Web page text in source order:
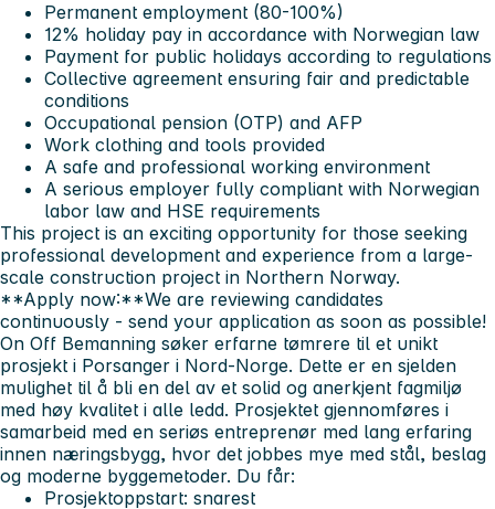
Permanent employment (80-100%)
12% holiday pay in accordance with Norwegian law
Payment for public holidays according to regulations
Collective agreement ensuring fair and predictable
conditions
Occupational pension (OTP) and AFP
Work clothing and tools provided
A safe and professional working environment
A serious employer fully compliant with Norwegian
labor law and HSE requirements
This project is an exciting opportunity for those seeking
professional development and experience from a large-
scale construction project in Northern Norway.
**Apply now:**We are reviewing candidates
continuously - send your application as soon as possible!
On Off Bemanning søker erfarne tømrere til et unikt
prosjekt i Porsanger i Nord-Norge. Dette er en sjelden
mulighet til å bli en del av et solid og anerkjent fagmiljø
med høy kvalitet i alle ledd. Prosjektet gjennomføres i
samarbeid med en seriøs entreprenør med lang erfaring
innen næringsbygg, hvor det jobbes mye med stål, beslag
og moderne byggemetoder. Du får:
Prosjektoppstart: snarest